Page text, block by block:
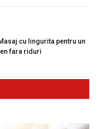
cu lingurita pentru un
fara riduri